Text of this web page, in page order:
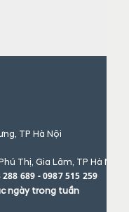
TP Hà Nội
Thị, Gia Lâm, TP Hà Nội
288 689 - 0987 515 259
ngày trong tuần